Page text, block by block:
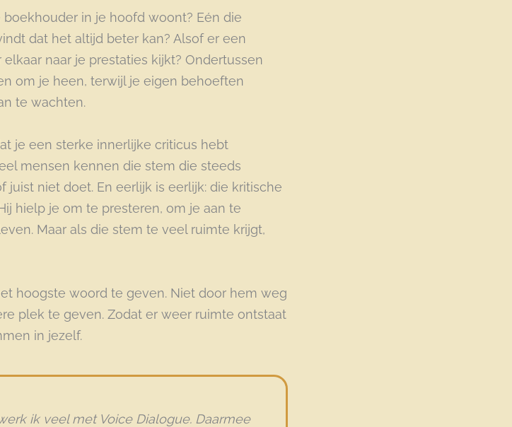
in je hoofd woont? Eén die
dat het altijd beter kan? Alsof er een
naar je prestaties kijkt? Ondertussen
om je heen, terwijl je eigen behoeften
te wachten.
je een sterke innerlijke criticus hebt
mensen kennen die stem die steeds
niet doet. En eerlijk is eerlijk: die kritische
hielp je om te presteren, om je aan te
Maar als die stem te veel ruimte krijgt,
hoogste woord te geven. Niet door hem weg
plek te geven. Zodat er weer ruimte ontstaat
in jezelf.
ik veel met Voice Dialogue. Daarmee